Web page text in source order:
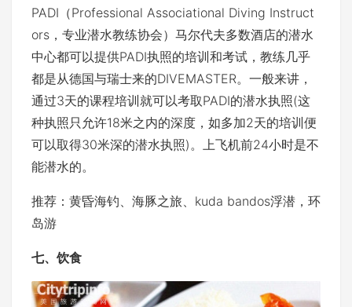
PADI（Professional Associational Diving Instruct
ors，专业潜水教练协会）马尔代夫多数酒店的潜水
中心都可以提供PADI执照的培训和考试，教练几乎
都是从德国与瑞士来的DIVEMASTER。一般来讲，
通过3天的课程培训就可以考取PADI的潜水执照(这
种执照只允许18米之内的深度，如多加2天的培训便
可以取得30米深的潜水执照)。上飞机前24小时是不
能潜水的。
推荐：黄昏海钓、海豚之旅、kuda bandos浮潜，环
岛游
七、饮食